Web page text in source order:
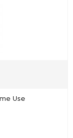
Use